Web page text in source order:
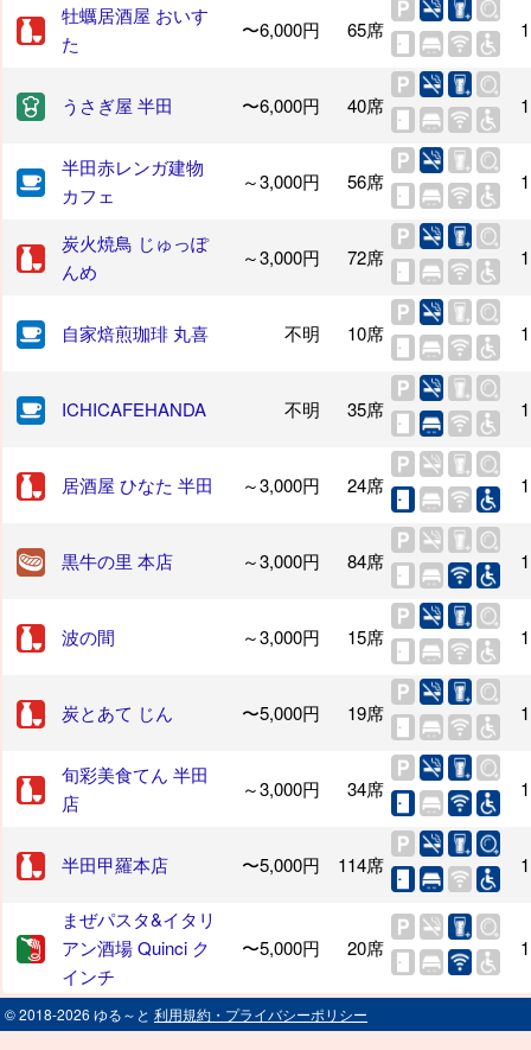
牡蠣居酒屋 おいす
た
〜6,000円 65席
うさぎ屋 半田 〜6,000円 40席
半田赤レンガ建物
カフェ
～3,000円 56席
炭火焼鳥 じゅっぽ
んめ
～3,000円 72席
自家焙煎珈琲 丸喜 不明 10席
ICHICAFEHANDA 不明 35席
居酒屋 ひなた 半田 ～3,000円 24席
黒牛の里 本店 ～3,000円 84席
波の間 ～3,000円 15席
炭とあて じん 〜5,000円 19席
旬彩美食てん 半田
店
～3,000円 34席
半田甲羅本店 〜5,000円 114席
まぜパスタ&イタリ
アン酒場 Quinci ク
インチ
〜5,000円 20席
© 2018-2026 ゆる～と 利用規約・プライバシーポリシー